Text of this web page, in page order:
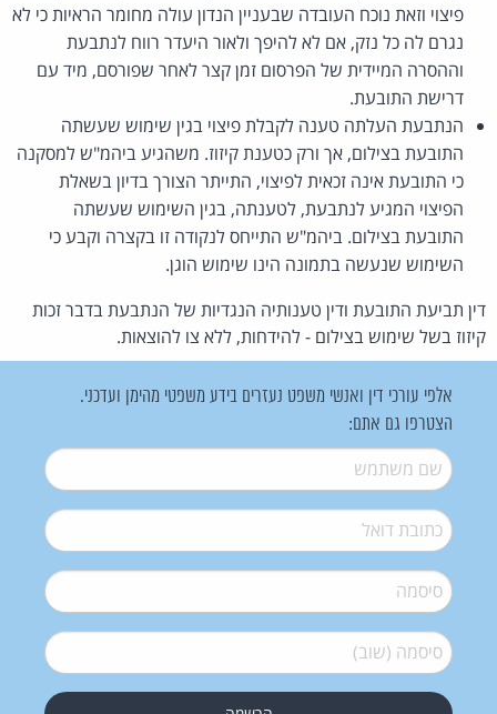
פיצוי וזאת נוכח העובדה שבעניין הנדון עולה מחומר הראיות כי לא
נגרם לה כל נזק, אם לא להיפך ולאור היעדר רווח לנתבעת
וההסרה המיידית של הפרסום זמן קצר לאחר שפורסם, מיד עם
דרישת התובעת.
הנתבעת העלתה טענה לקבלת פיצוי בגין שימוש שעשתה
התובעת בצילום, אך ורק כטענת קיזוז. משהגיע ביהמ"ש למסקנה
כי התובעת אינה זכאית לפיצוי, התייתר הצורך בדיון בשאלת
הפיצוי המגיע לנתבעת, לטענתה, בגין השימוש שעשתה
התובעת בצילום. ביהמ"ש התייחס לנקודה זו בקצרה וקבע כי
השימוש שנעשה בתמונה הינו שימוש הוגן.
דין תביעת התובעת ודין טענותיה הנגדיות של הנתבעת בדבר זכות
קיזוז בשל שימוש בצילום - להידחות, ללא צו להוצאות.
אלפי עורכי דין ואנשי משפט נעזרים בידע משפטי מהימן ועדכני.
הצטרפו גם אתם:
שם משתמש*
דואל*
סיסמה*
סיסמה (שוב)*